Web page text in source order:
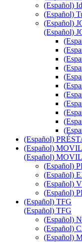
(Español)
(Español)
(Español)
(Español)
(Español)
(Español)
(Español)
(Español)
(Español)
(Español)
(Español)
(Español) TFG
(Español) TFG
(Español)
(Español)
(Español)